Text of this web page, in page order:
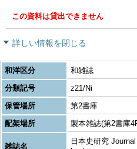
この資料は貸出できません
詳しい情報を閉じる
和洋区分
和雑誌
分類記号
z21/Ni
保管場所
第2書庫
配架場所
製本雑誌(第2書庫
雑誌名
日本史研究